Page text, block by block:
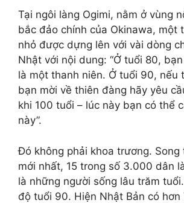
Tại ngôi làng Ogimi, nằm ở vùng
bắc đảo chính của Okinawa, một
nhỏ được dựng lên với vài dòng
Nhật với nội dung: “Ở tuổi 80,
là một thanh niên. Ở tuổi 90, nếu
bạn mời về thiên đàng hãy yêu
khi 100 tuổi – lúc này bạn có thể
này”.
Đó không phải khoa trương. Song
mới nhất, 15 trong số 3.000 dân
là những người sống lâu trăm
độ tuổi 90. Hiện Nhật Bản có